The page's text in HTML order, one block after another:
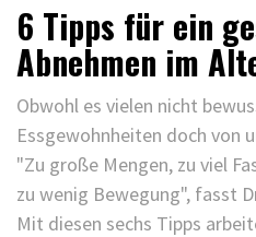
6 Tipps für ein
Abnehmen im
Obwohl es vielen nicht
Essgewohnheiten doch von
"Zu große Mengen, zu viel
zu wenig Bewegung", fasst
Mit diesen sechs Tipps